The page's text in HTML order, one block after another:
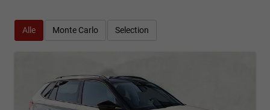
Alle Monte Carlo Selection